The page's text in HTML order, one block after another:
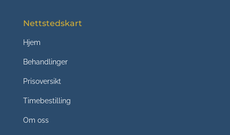
Nettstedskart
Hjem
Behandlinger
Prisoversikt
Timebestilling
Om oss